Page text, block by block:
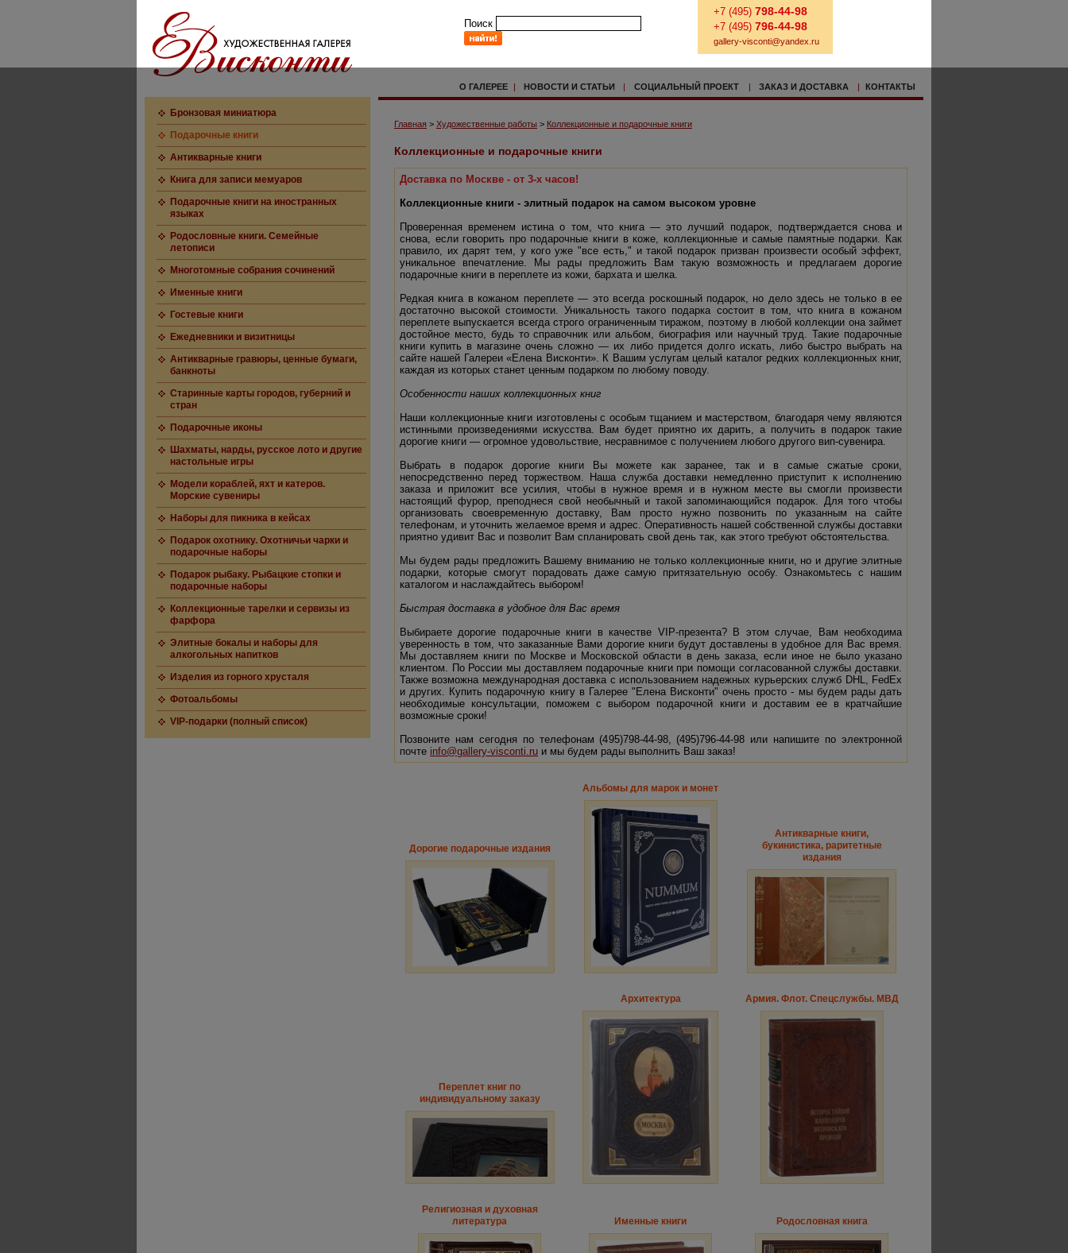
Поиск
+7 (495) 798-44-98
+7 (495) 796-44-98
gallery-visconti@yandex.ru
О ГАЛЕРЕЕ | НОВОСТИ И СТАТЬИ | СОЦИАЛЬНЫЙ ПРОЕКТ | ЗАКАЗ И ДОСТАВКА | КОНТАКТЫ
Бронзовая миниатюра
Подарочные книги
Антикварные книги
Книга для записи мемуаров
Подарочные книги на иностранных
языках
Родословные книги. Семейные
летописи
Многотомные собрания сочинений
Именные книги
Гостевые книги
Ежедневники и визитницы
Антикварные гравюры, ценные бумаги,
банкноты
Старинные карты городов, губерний и
стран
Подарочные иконы
Шахматы, нарды, русское лото и другие
настольные игры
Модели кораблей, яхт и катеров.
Морские сувениры
Наборы для пикника в кейсах
Подарок охотнику. Охотничьи чарки и
подарочные наборы
Подарок рыбаку. Рыбацкие стопки и
подарочные наборы
Коллекционные тарелки и сервизы из
фарфора
Элитные бокалы и наборы для
алкогольных напитков
Изделия из горного хрусталя
Фотоальбомы
VIP-подарки (полный список)
Главная > Художественные работы > Коллекционные и подарочные книги
Коллекционные и подарочные книги
Доставка по Москве - от 3-х часов!
Коллекционные книги - элитный подарок на самом высоком уровне
Проверенная временем истина о том, что книга — это лучший подарок, подтверждается снова и
снова, если говорить про подарочные книги в коже, коллекционные и самые памятные подарки. Как
правило, их дарят тем, у кого уже "все есть," и такой подарок призван произвести особый эффект,
уникальное впечатление. Мы рады предложить Вам такую возможность и предлагаем дорогие
подарочные книги в переплете из кожи, бархата и шелка.
Редкая книга в кожаном переплете — это всегда роскошный подарок, но дело здесь не только в ее
достаточно высокой стоимости. Уникальность такого подарка состоит в том, что книга в кожаном
переплете выпускается всегда строго ограниченным тиражом, поэтому в любой коллекции она займет
достойное место, будь то справочник или альбом, биография или научный труд. Такие подарочные
книги купить в магазине очень сложно — их либо придется долго искать, либо быстро выбрать на
сайте нашей Галереи «Елена Висконти». К Вашим услугам целый каталог редких коллекционных книг,
каждая из которых станет ценным подарком по любому поводу.
Особенности наших коллекционных книг
Наши коллекционные книги изготовлены с особым тщанием и мастерством, благодаря чему являются
истинными произведениями искусства. Вам будет приятно их дарить, а получить в подарок такие
дорогие книги — огромное удовольствие, несравнимое с получением любого другого вип-сувенира.
Выбрать в подарок дорогие книги Вы можете как заранее, так и в самые сжатые сроки,
непосредственно перед торжеством. Наша служба доставки немедленно приступит к исполнению
заказа и приложит все усилия, чтобы в нужное время и в нужном месте вы смогли произвести
настоящий фурор, преподнеся свой необычный и такой запоминающийся подарок. Для того чтобы
организовать своевременную доставку, Вам просто нужно позвонить по указанным на сайте
телефонам, и уточнить желаемое время и адрес. Оперативность нашей собственной службы доставки
приятно удивит Вас и позволит Вам спланировать свой день так, как этого требуют обстоятельства.
Мы будем рады предложить Вашему вниманию не только коллекционные книги, но и другие элитные
подарки, которые смогут порадовать даже самую притязательную особу. Ознакомьтесь с нашим
каталогом и наслаждайтесь выбором!
Быстрая доставка в удобное для Вас время
Выбираете дорогие подарочные книги в качестве VIP-презента? В этом случае, Вам необходима
уверенность в том, что заказанные Вами дорогие книги будут доставлены в удобное для Вас время.
Мы доставляем книги по Москве и Московской области в день заказа, если иное не было указано
клиентом. По России мы доставляем подарочные книги при помощи согласованной службы доставки.
Также возможна международная доставка с использованием надежных курьерских служб DHL, FedEx
и других. Купить подарочную книгу в Галерее "Елена Висконти" очень просто - мы будем рады дать
необходимые консультации, поможем с выбором подарочной книги и доставим ее в кратчайшие
возможные сроки!
Позвоните нам сегодня по телефонам (495)798-44-98, (495)796-44-98 или напишите по электронной
почте info@gallery-visconti.ru и мы будем рады выполнить Ваш заказ!
Дорогие подарочные издания
Альбомы для марок и монет
Антикварные книги,
букинистика, раритетные
издания
Переплет книг по
индивидуальному заказу
Архитектура Армия. Флот. Спецслужбы. МВД
Религиозная и духовная
литература
Именные книги Родословная книга